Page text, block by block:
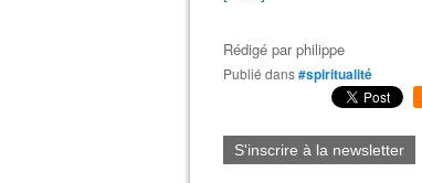
Rédigé parphilippe
Publié dans#spiritualité
S'inscrire à la newsletter